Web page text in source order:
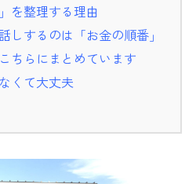
を整理する理由
するのは「お金の順番」
ちらにまとめています
くて大丈夫